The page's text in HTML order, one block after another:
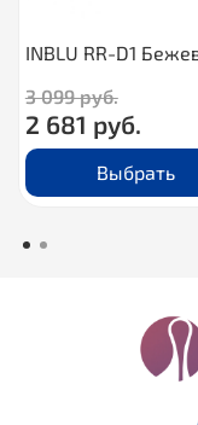
INBLU RR-D1
3 099 руб.
2 681 руб.
Выбрать